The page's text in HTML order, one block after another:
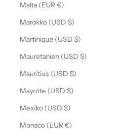
Malta (EUR €)
Marokko (USD $)
Martinique (USD $)
Mauretanien (USD $)
Mauritius (USD $)
Mayotte (USD $)
Mexiko (USD $)
Monaco (EUR €)